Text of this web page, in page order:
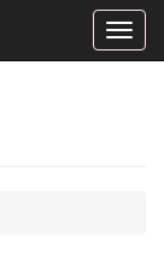
Toggle